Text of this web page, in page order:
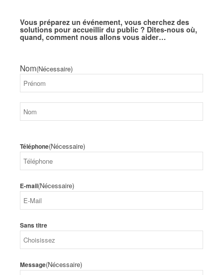
Vous préparez un événement, vous cherchez des
solutions pour accueillir du public ? Dites-nous où,
quand, comment nous allons vous aider…
Nom(Nécessaire)
Téléphone(Nécessaire)
E-mail(Nécessaire)
Sans titre
Message(Nécessaire)